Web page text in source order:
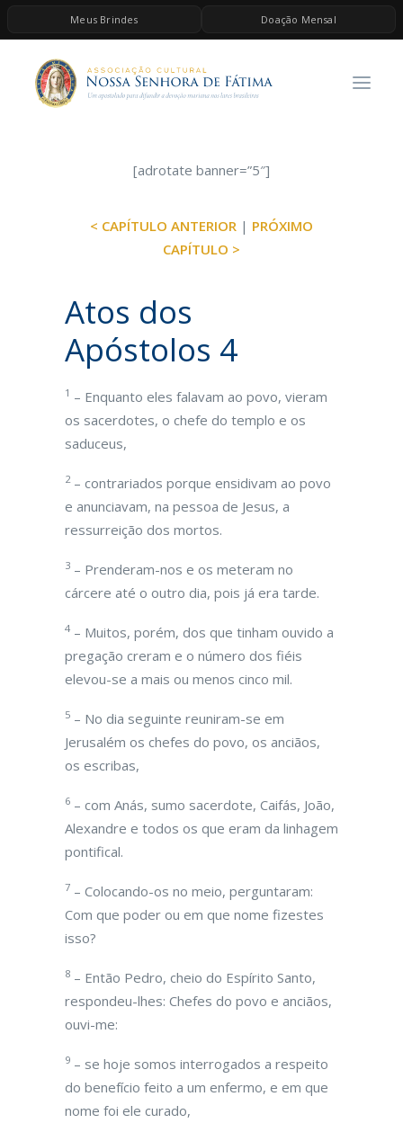
Meus Brindes Doação Mensal
HOME
A ASSOCIAÇÃO
ESPIRITUALIDADE
BRINDES
[adrotate banner=”5″]
< CAPÍTULO ANTERIOR | PRÓXIMO
CAPÍTULO >
Atos dos
Apóstolos 4
1 – Enquanto eles falavam ao povo, vieram
os sacerdotes, o chefe do templo e os
saduceus,
2– contrariados porque ensidivam ao povo
e anunciavam, na pessoa de Jesus, a
ressurreição dos mortos.
3 – Prenderam-nos e os meteram no
cárcere até o outro dia, pois já era tarde.
4 – Muitos, porém, dos que tinham ouvido a
pregação creram e o número dos fiéis
elevou-se a mais ou menos cinco mil.
5 – No dia seguinte reuniram-se em
Jerusalém os chefes do povo, os anciãos,
os escribas,
6 – com Anás, sumo sacerdote, Caifás, João,
Alexandre e todos os que eram da linhagem
pontifical.
7 – Colocando-os no meio, perguntaram:
Com que poder ou em que nome fizestes
isso?
8 – Então Pedro, cheio do Espírito Santo,
respondeu-lhes: Chefes do povo e anciãos,
ouvi-me:
9 – se hoje somos interrogados a respeito
do benefício feito a um enfermo, e em que
nome foi ele curado,